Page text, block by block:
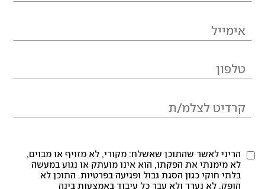
הריני לאשר שהתוכן שאשלח: מקורי, לא מזויף או מבוים,
לא מימנתי את הפקתו, הוא אינו מועתק או נגוע במעשה
בלתי חוקי כגון הסגת גבול ופגיעה בפרטיות. התוכן לא
הופק, לא נערך ולא עבר כל עיבוד באמצעות בינה